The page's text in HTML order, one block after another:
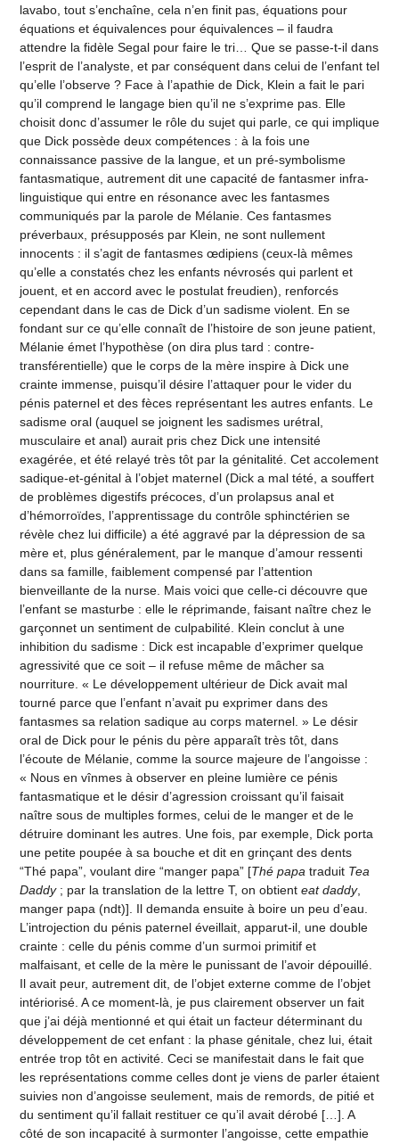
lavabo, tout s’enchaîne, cela n’en finit pas, équations pour
équations et équivalences pour équivalences – il faudra
attendre la fidèle Segal pour faire le tri… Que se passe-t-il dans
l’esprit de l’analyste, et par conséquent dans celui de l’enfant tel
qu’elle l’observe ? Face à l’apathie de Dick, Klein a fait le pari
qu’il comprend le langage bien qu’il ne s’exprime pas. Elle
choisit donc d’assumer le rôle du sujet qui parle, ce qui implique
que Dick possède deux compétences : à la fois une
connaissance passive de la langue, et un pré-symbolisme
fantasmatique, autrement dit une capacité de fantasmer infra-
linguistique qui entre en résonance avec les fantasmes
communiqués par la parole de Mélanie. Ces fantasmes
préverbaux, présupposés par Klein, ne sont nullement
innocents : il s’agit de fantasmes œdipiens (ceux-là mêmes
qu’elle a constatés chez les enfants névrosés qui parlent et
jouent, et en accord avec le postulat freudien), renforcés
cependant dans le cas de Dick d’un sadisme violent. En se
fondant sur ce qu’elle connaît de l’histoire de son jeune patient,
Mélanie émet l’hypothèse (on dira plus tard : contre-
transférentielle) que le corps de la mère inspire à Dick une
crainte immense, puisqu’il désire l’attaquer pour le vider du
pénis paternel et des fèces représentant les autres enfants. Le
sadisme oral (auquel se joignent les sadismes urétral,
musculaire et anal) aurait pris chez Dick une intensité
exagérée, et été relayé très tôt par la génitalité. Cet accolement
sadique-et-génital à l’objet maternel (Dick a mal tété, a souffert
de problèmes digestifs précoces, d’un prolapsus anal et
d’hémorroïdes, l’apprentissage du contrôle sphinctérien se
révèle chez lui difficile) a été aggravé par la dépression de sa
mère et, plus généralement, par le manque d’amour ressenti
dans sa famille, faiblement compensé par l’attention
bienveillante de la nurse. Mais voici que celle-ci découvre que
l’enfant se masturbe : elle le réprimande, faisant naître chez le
garçonnet un sentiment de culpabilité. Klein conclut à une
inhibition du sadisme : Dick est incapable d’exprimer quelque
agressivité que ce soit – il refuse même de mâcher sa
nourriture. « Le développement ultérieur de Dick avait mal
tourné parce que l’enfant n’avait pu exprimer dans des
fantasmes sa relation sadique au corps maternel. » Le désir
oral de Dick pour le pénis du père apparaît très tôt, dans
l’écoute de Mélanie, comme la source majeure de l’angoisse :
« Nous en vînmes à observer en pleine lumière ce pénis
fantasmatique et le désir d’agression croissant qu’il faisait
naître sous de multiples formes, celui de le manger et de le
détruire dominant les autres. Une fois, par exemple, Dick porta
une petite poupée à sa bouche et dit en grinçant des dents
“Thé papa”, voulant dire “manger papa” [Thé papa traduit Tea
Daddy; par la translation de la lettre T, on obtient eat daddy,
manger papa (ndt)]. Il demanda ensuite à boire un peu d’eau.
L’introjection du pénis paternel éveillait, apparut-il, une double
crainte : celle du pénis comme d’un surmoi primitif et
malfaisant, et celle de la mère le punissant de l’avoir dépouillé.
Il avait peur, autrement dit, de l’objet externe comme de l’objet
intériorisé. A ce moment-là, je pus clairement observer un fait
que j’ai déjà mentionné et qui était un facteur déterminant du
développement de cet enfant : la phase génitale, chez lui, était
entrée trop tôt en activité. Ceci se manifestait dans le fait que
les représentations comme celles dont je viens de parler étaient
suivies non d’angoisse seulement, mais de remords, de pitié et
du sentiment qu’il fallait restituer ce qu’il avait dérobé […]. A
côté de son incapacité à surmonter l’angoisse, cette empathie